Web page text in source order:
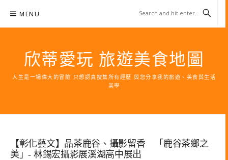
content
MENU
欣蒂愛玩 旅遊美食地圖
人生是一場偉大的冒險 只想認真搜集所有經歷 與您分享我的旅遊、美食與生活
美學
【彰化藝文】品茶鹿谷、攝影留香 「鹿谷茶鄉之
美」- 林錫宏攝影展溪湖高中展出